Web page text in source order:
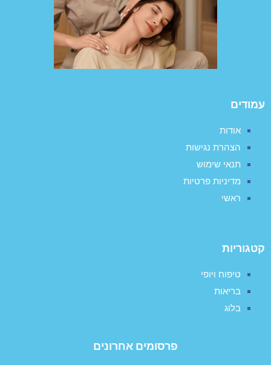
עמודים
אודות
הצהרת נגישות
תנאי שימוש
מדיניות פרטיות
ראשי
קטגוריות
טיפוח ויופי
בריאות
בלוג
פרסומים אחרונים